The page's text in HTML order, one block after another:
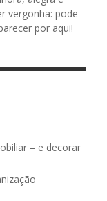
vergonha: pode
por aqui!
– e decorar